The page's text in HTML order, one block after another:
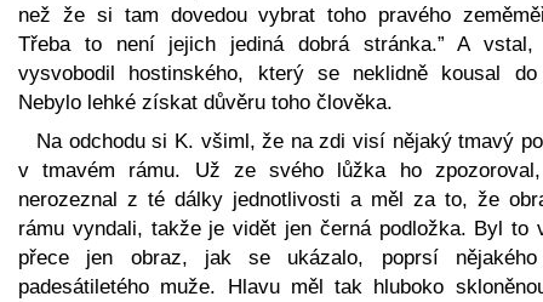
než že si tam dovedou vybrat toho pravého
Třeba to není jejich jediná dobrá stránka.” A vstal,
vysvobodil hostinského, který se neklidně kousal
Nebylo lehké získat důvěru toho člověka.
Na odchodu si K. všiml, že na zdi visí nějaký tmavý
v tmavém rámu. Už ze svého lůžka ho
nerozeznal z té dálky jednotlivosti a měl za to, že
rámu vyndali, takže je vidět jen černá podložka. Byl to
přece jen obraz, jak se ukázalo, poprsí
padesátiletého muže. Hlavu měl tak hluboko